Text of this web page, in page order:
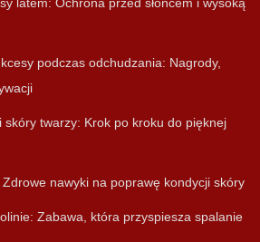
latem: Ochrona przed słońcem i wysoką
podczas odchudzania: Nagrody,
skóry twarzy: Krok po kroku do pięknej
nawyki na poprawę kondycji skóry
Zabawa, która przyspiesza spalanie